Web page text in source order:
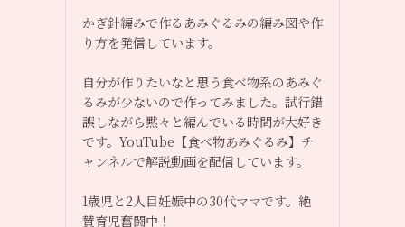
かぎ針編みで作るあみぐるみの編み図や作
り方を発信しています。
自分が作りたいなと思う食べ物系のあみぐ
るみが少ないので作ってみました。試行錯
誤しながら黙々と編んでいる時間が大好き
です。YouTube【食べ物あみぐるみ】チ
ャンネルで解説動画を配信しています。
1歳児と2人目妊娠中の30代ママです。絶
賛育児奮闘中！